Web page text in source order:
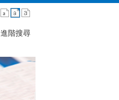
進階搜尋